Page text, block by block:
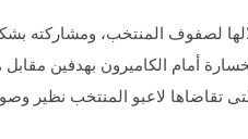
لصفوف المنتخب، ومشاركته
أمام الكاميرون بهدفين
لاعبو المنتخب نظير